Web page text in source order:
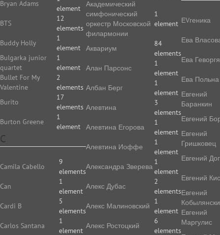
Bryan Adams
element
BTS
12
elements
Buddy Holly
1
element
Bulgarka junior
quartet
1
element
Bullet For My
Valentine
2
elements
Burito
17
elements
Burton Greene
1
element
C
Camila Cabello
9
elements
Can
1
element
Cardi B
5
elements
Carlos Santana
1
element
Академический
симфонический
оркестр Московской
филармонии
1
element
Аквариум
84
elements
Алан Парсонс
1
element
Албан Берг
1
element
Алевтина
3
elements
Алевтина Егорова
1
element
Алевтина Иоффе
1
element
Алек­сан­дра Зве­ре­ва
1
element
Алекс Дубас
2
elements
Алекс Малиновский
1
element
Алекс Ростоцкий
6
elements
ЕVгеника
Ева
Ева
Ева Польна
Евгений
Баранкин
Евгений
Евгений
Гришковец
Евгений
Евгений
Евгений
Евгений
Маргулис